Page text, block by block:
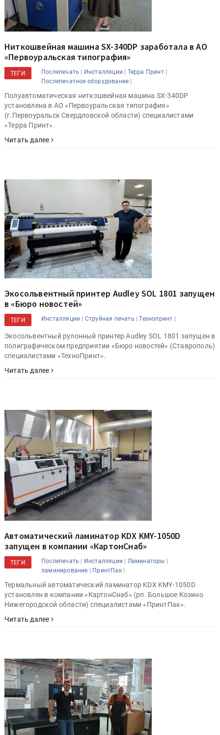
Ниткошвейная машина SX-340DP заработала в АО
«Первоуральская типография»
ТЕГИ Послепечать | Инсталляции | Терра Принт|
Послепечатное оборудование |
Полуавтоматическая ниткошвейная машина SX-340DP
установлена в АО «Первоуральская типография»
(г.Первоуральск Свердловской области) специалистами
«Терра Принт».
Читать далее
Экосольвентный принтер Audley SOL 1801 запущен
в «Бюро новостей»
ТЕГИ Инсталляции | Струйная печать |Технопринт |
Экосольвентный рулонный принтер Audley SOL 1801 запущен в
полиграфическом предприятии «Бюро новостей» (Ставрополь)
специалистами «ТехноПринт».
Читать далее
Автоматический ламинатор KDX KMY-1050D
запущен в компании «КартонСнаб»
ТЕГИ Послепечать | Инсталляции | Ламинаторы |
ламинирование | ПринтПак|
Термальный автоматический ламинатор KDX KMY-1050D
установлен в компании «КартонСнаб» (рп. Большое Козино
Нижегородской области) специалистами «ПринтПак».
Читать далее